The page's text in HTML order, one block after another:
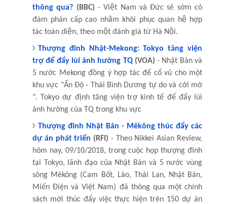
thông qua? (BBC) - Việt Nam và Đức sẽ sớm có
đàm phán cấp cao nhằm khôi phục quan hệ hợp
tác toàn diện, theo một đánh giá từ Hà Nội.
Thượng đỉnh Nhật-Mekong: Tokyo tăng viện
trợ để đẩy lùi ảnh hưởng TQ(VOA) - Nhật Bản và
5 nước Mekong đồng ý hợp tác để cổ vũ cho một
khu vực "Ấn Độ - Thái Bình Dương tự do và cởi mở
". Tokyo dự định tăng viện trợ kinh tế để đẩy lùi
ảnh hưởng của TQ trong khu vực
Thượng đỉnh Nhật Bản - Mêkông thúc đẩy các
dự án phát triển (RFI) - Theo Nikkei Asian Review,
hôm nay, 09/10/2018, trong cuộc họp thượng đỉnh
tại Tokyo, lãnh đạo của Nhật Bản và 5 nước vùng
sông Mêkông (Cam Bốt, Lào, Thái Lan, Nhật Bản,
Miến Điện và Việt Nam) đã thông qua một chính
sách mới thúc đẩy việc thực hiện trên 150 dự án